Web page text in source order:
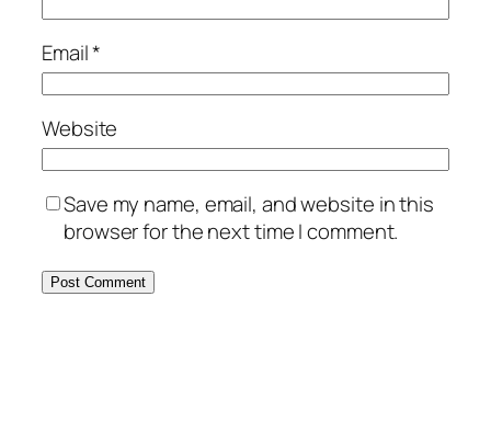
Email*
Website
Save my name, email, and website in this
browser for the next time I comment.